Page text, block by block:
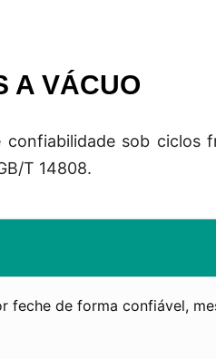
A VÁCUO
sob ciclos
T 14808.
feche de forma confiável,